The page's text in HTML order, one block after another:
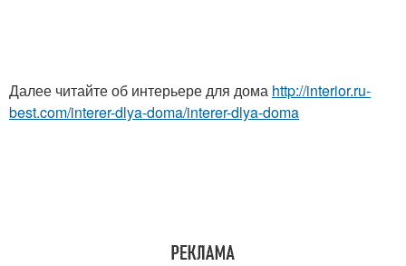
Далее читайте об интерьере для дома http://interior.ru-
best.com/interer-dlya-doma/interer-dlya-doma